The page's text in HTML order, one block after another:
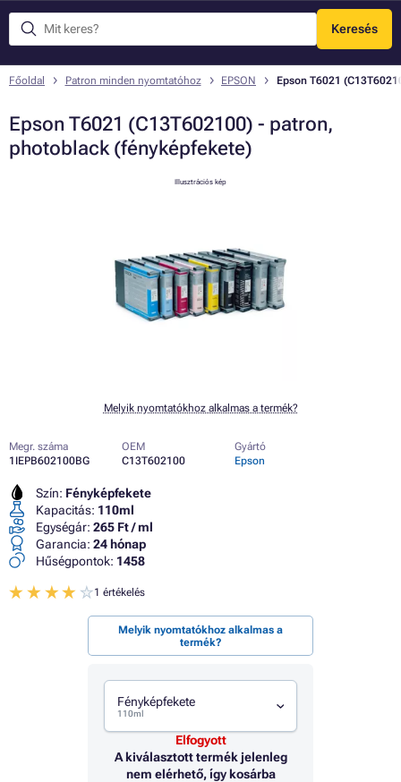
Keresés
Menü
Főoldal Patron minden nyomtatóhoz EPSON Epson T6021
Epson T6021 (C13T602100) - patron,
photoblack (fényképfekete)
Illusztrációs kép
Melyik nyomtatókhoz alkalmas a termék?
Megr. száma
1IEPB602100BG
OEM
C13T602100
Gyártó
Epson
Szín: Fényképfekete
Kapacitás: 110ml
Egységár: 265 Ft / ml
Garancia: 24 hónap
Hűségpontok: 1458
1 értékelés
Melyik nyomtatókhoz alkalmas a
termék?
Fényképfekete
110ml
Elfogyott
A kiválasztott termék jelenleg
nem elérhető, így kosárba